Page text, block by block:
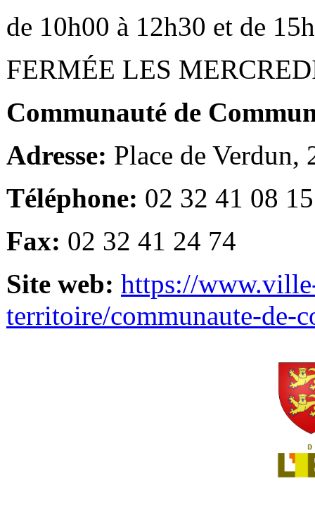
de 10h00 à 12h30 et de
FERMÉE LES
Communauté de
Adresse: Place de Verdun,
Téléphone: 02 32 41 08 15
Fax: 02 32 41 24 74
Site web: https://
territoire/communaute-de-